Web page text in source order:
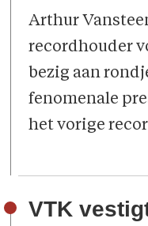
Arthur
recordhouder
bezig aan
fenomenale
het vorige
VTK